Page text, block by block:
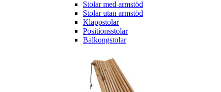
Stolar med armstöd
Stolar utan armstöd
Klappstolar
Positionsstolar
Balkongstolar